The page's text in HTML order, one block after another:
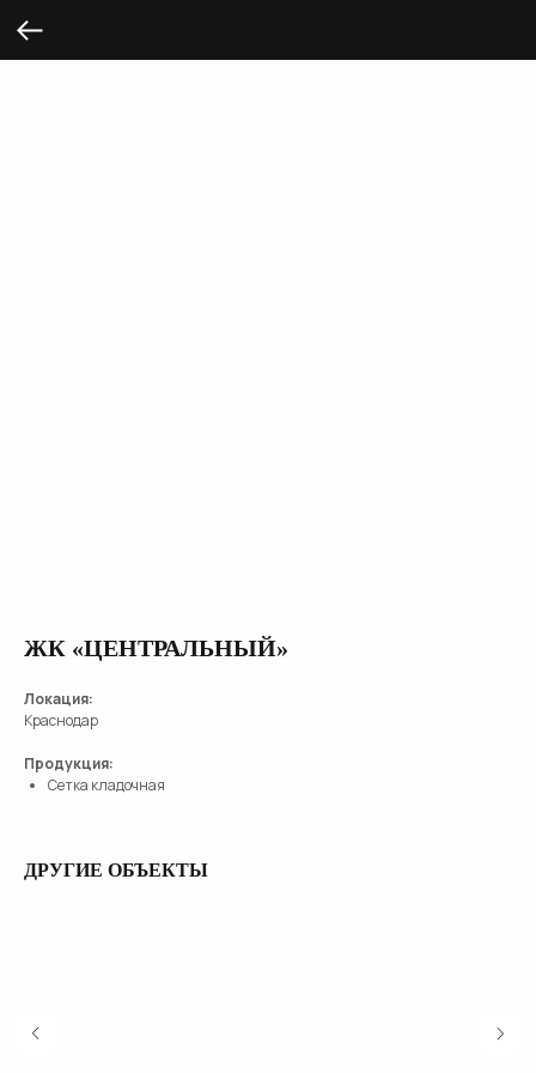
ЖК «ЦЕНТРАЛЬНЫЙ»
Локация:
Краснодар
Продукция:
Сетка кладочная
ДРУГИЕ ОБЪЕКТЫ